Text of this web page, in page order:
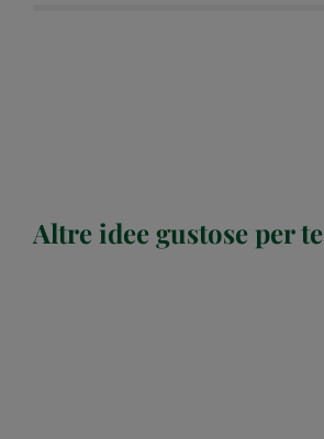
Altre idee gustose per te